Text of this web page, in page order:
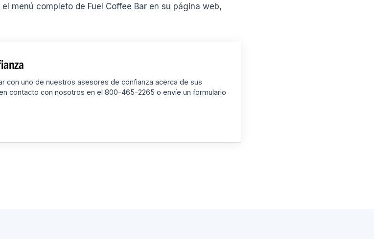
menú completo de Fuel Coffee Bar en su página web,
con uno de nuestros asesores de confianza acerca de sus
contacto con nosotros en el 800-465-2265 o envíe un formulario